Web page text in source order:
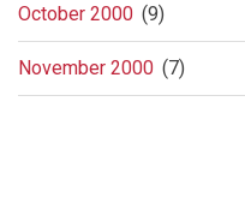
October 2000 (9)
November 2000 (7)